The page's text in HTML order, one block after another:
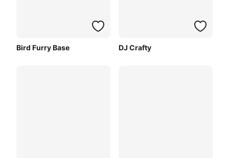
Bird Furry Base DJ Crafty